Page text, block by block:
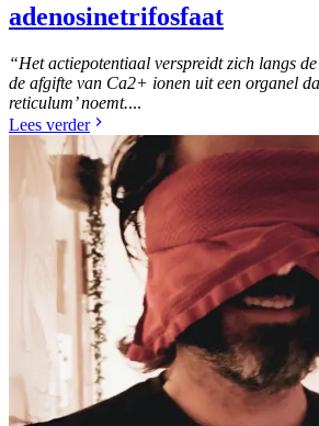
adenosinetrifosfaat
“Het actiepotentiaal verspreidt zich langs
de afgifte van Ca2+ ionen uit een organel
reticulum’ noemt....
Lees verder